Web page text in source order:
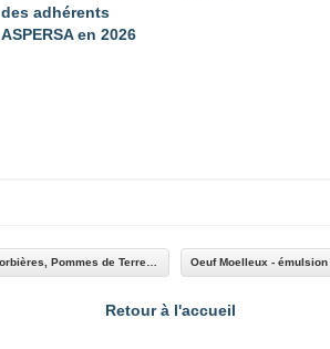
des adhérents
ASPERSA en 2026
Retour à l'accueil